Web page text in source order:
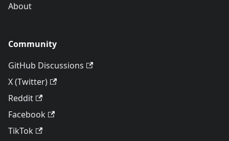
About
Community
GitHub Discussions
X (Twitter)
Reddit
Facebook
TikTok